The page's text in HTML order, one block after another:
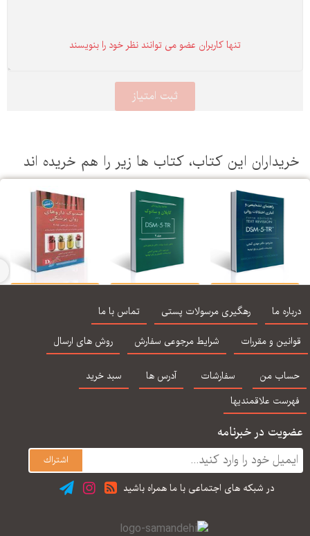
تنها كاربران عضو می توانند نظر خود را بنویسند
این كتاب، كتاب ها زیر را هم خریده اند
اختلالات روانی
DSM-5-TR , مهدی
گنجی
کاپلان و سادوک جلد
2 - براساس تی آر
DSM-5 - گنجی
روان‌پزشکی: کاپلان و
5
ما رهگیری مرسولات پستی
تماس با ما
و مقررات
شرایط مرجوعی سفارش روش های ارسال
من سفارشات آدرس ها
سبد خرید
علاقمندیها
در خبرنامه
در شبكه های اجتماعی با ما همراه باشید